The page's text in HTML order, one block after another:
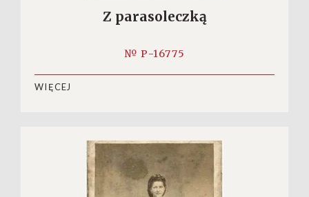
Z parasoleczką
№ P-16775
WIĘCEJ